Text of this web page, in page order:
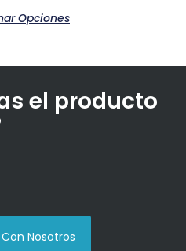
Opciones
el producto
Nosotros